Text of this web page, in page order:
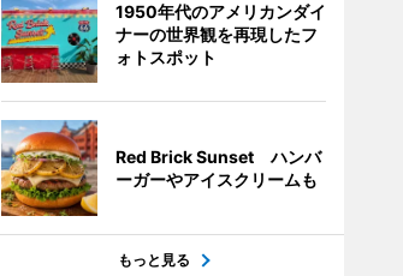
1950年代のアメリカンダイ
ナーの世界観を再現したフ
ォトスポット
Red Brick Sunset ハンバ
ーガーやアイスクリームも
もっと見る